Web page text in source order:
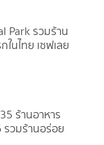
Park รวมร้าน
ในไทย เซฟเลย
ร้านอาหาร
รวมร้านอร่อย